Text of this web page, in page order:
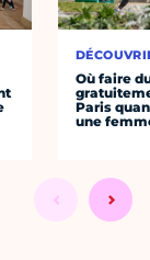
Où faire
Paris
une